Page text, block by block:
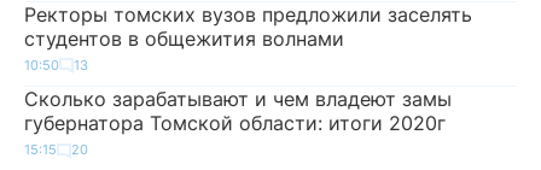
Ректоры томских вузов предложили заселять
студентов в общежития волнами
10:50 13
Сколько зарабатывают и чем владеют замы
губернатора Томской области: итоги 2020г
15:15 20